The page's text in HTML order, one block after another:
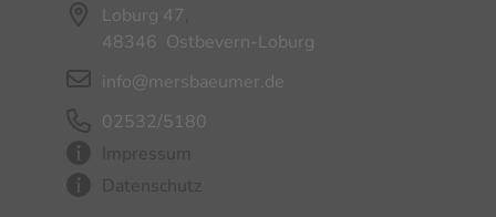
Loburg 47
48346 Ostbevern-Loburg
info@mersbaeumer.de
02532/5180
Impressum
Datenschutz